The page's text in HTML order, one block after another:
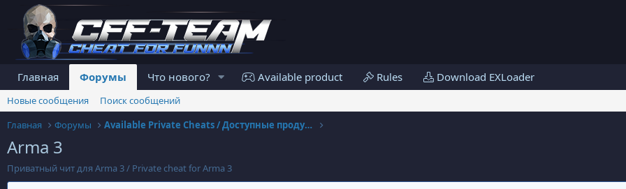
Главная Форумы Что нового? Available product Rules Download EXLoader
Новые сообщения
Поиск сообщений
Главная
Форумы Available Private Cheats / Доступные продукты
Arma 3
Приватный чит для Arma 3 / Private cheat for Arma 3